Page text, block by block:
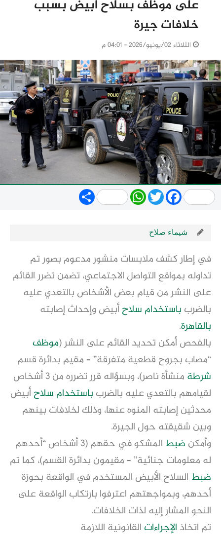
على موظف بسلاح أبيض بسبب
خلافات جيرة
الثلاثاء 02/يونيو/2026 - 04:01 م
Share WhatsApp
TwitterFacebook
شيماء صلاح
في إطار كشف ملابسات منشور مدعوم بصور تم
تداوله بمواقع التواصل الاجتماعي، تضمن تضرر القائم
على النشر من قيام بعض الأشخاص بالتعدي عليه
بالضرب باستخدام سلاحأبيض وإحداث إصابته
بالقاهرة.
بالفحص أمكن تحديد القائم على النشر (موظف
“مصاب بجروح قطعية متفرقة” – مقيم بدائرة قسم
شرطة
منشأة ناصر)، وبسؤاله قرر تضرره من 3 أشخاص
لقيامهم بالتعدي عليه بالضرب باستخدام سلاحأبيض
محدثين إصابته المنوه عنها، وذلك لخلافات بينهم
وبين شقيقته حول الجيرة.
وأمكن ضبط
المشكو في حقهم (3 أشخاص “أحدهم
له معلومات جنائية” – مقيمون بدائرة القسم)، كما تم
ضبط السلاح الأبيض المستخدم في الواقعة بحوزة
أحدهم، وبمواجهتهم اعترفوا بارتكاب الواقعة على
النحو المشار إليه لذات الخلافات.
تم اتخاذ الإجراءات القانونية اللازمة